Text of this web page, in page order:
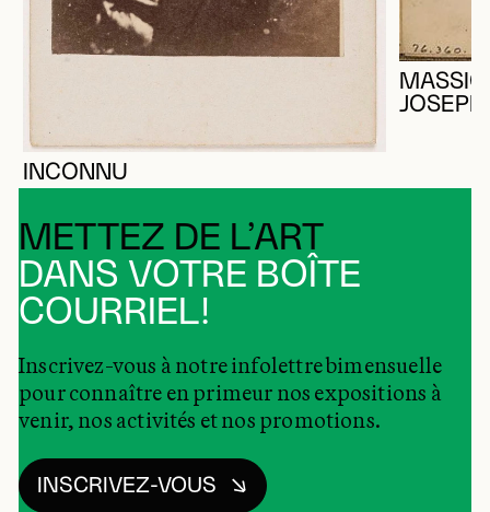
INCONNU
JOSEPH
METTEZ DE L’ART
DANS VOTRE BOÎTE
COURRIEL!
Inscrivez-vous à notre infolettre bimensuelle
pour connaître en primeur nos expositions à
venir, nos activités et nos promotions.
INSCRIVEZ-VOUS